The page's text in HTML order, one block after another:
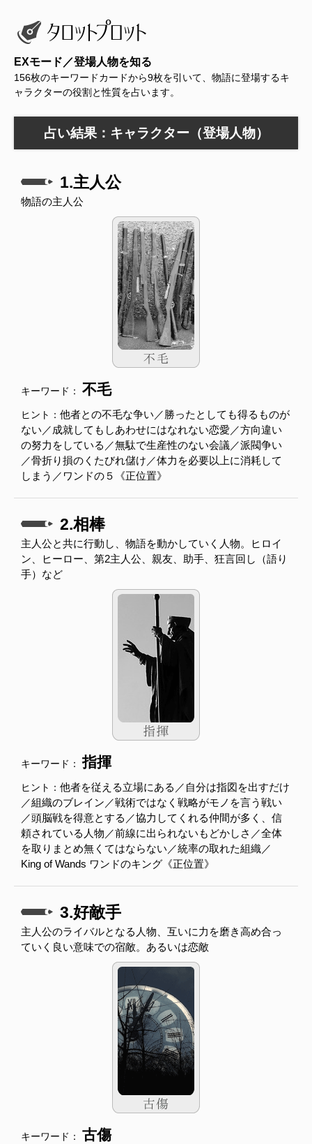
EXモード／登場人物を知る
156枚のキーワードカードから9枚を引いて、物語に登場するキ
ャラクターの役割と性質を占います。
占い結果：キャラクター（登場人物）
1.主人公
物語の主人公
キーワード： 不毛
ヒント： 他者との不毛な争い／勝ったとしても得るものが
ない／成就してもしあわせにはなれない恋愛／方向違い
の努力をしている／無駄で生産性のない会議／派閥争い
／骨折り損のくたびれ儲け／体力を必要以上に消耗して
しまう／ワンドの５《正位置》
2.相棒
主人公と共に行動し、物語を動かしていく人物。ヒロイ
ン、ヒーロー、第2主人公、親友、助手、狂言回し（語り
手）など
キーワード：指揮
ヒント： 他者を従える立場にある／自分は指図を出すだけ
／組織のブレイン／戦術ではなく戦略がモノを言う戦い
／頭脳戦を得意とする／協力してくれる仲間が多く、信
頼されている人物／前線に出られないもどかしさ／全体
を取りまとめ無くてはならない／統率の取れた組織／
King of Wands ワンドのキング《正位置》
3.好敵手
主人公のライバルとなる人物、互いに力を磨き高め合っ
ていく良い意味での宿敵。あるいは恋敵
キーワード： 古傷